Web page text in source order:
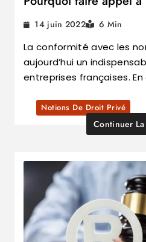
14 juin 2022 6 Min
La conformité avec les
aujourd’hui un
entreprises françaises.
Notions De Droit Privé
Continuer